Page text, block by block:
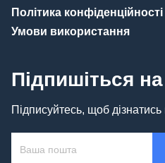
Політика конфіденційності
Умови використання
Підпишіться
Підписуйтесь, щоб дізнатись